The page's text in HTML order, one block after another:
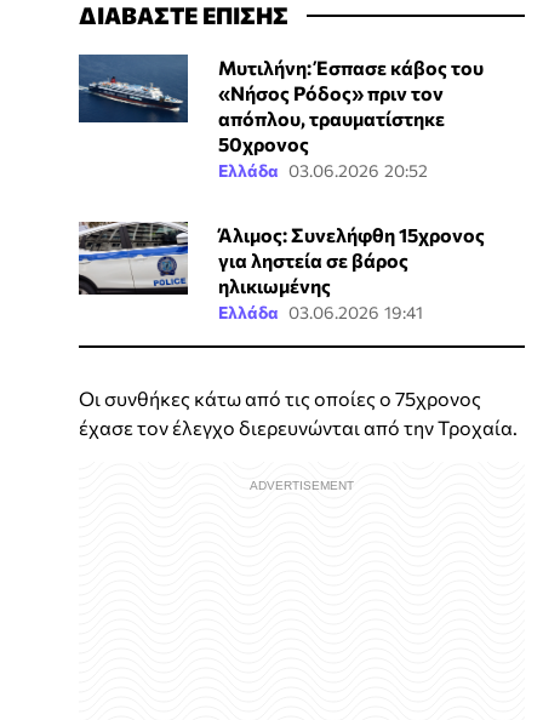
ΔΙΑΒΑΣΤΕ ΕΠΙΣΗΣ
Μυτιλήνη: Έσπασε κάβος του
«Νήσος Ρόδος» πριν τον
απόπλου, τραυματίστηκε
50χρονος
Ελλάδα 03.06.2026 20:52
Άλιμος: Συνελήφθη 15χρονος
για ληστεία σε βάρος
ηλικιωμένης
Ελλάδα 03.06.2026 19:41
Οι συνθήκες κάτω από τις οποίες ο 75χρονος
έχασε τον έλεγχο διερευνώνται από την Τροχαία.